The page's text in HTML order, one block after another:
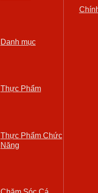
Danh mục
Thực Phẩm
Thực Phẩm Chức
Năng